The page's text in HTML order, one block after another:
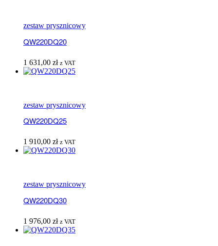
zestaw prysznicowy
QW220DQ20
1 631,00 zł z VAT
zestaw prysznicowy
QW220DQ25
1 910,00 zł z VAT
zestaw prysznicowy
QW220DQ30
1 976,00 zł z VAT